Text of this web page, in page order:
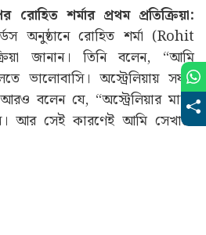
রোহিত শর্মার প্রথম প্রতিক্রিয়া:
অনুষ্ঠানে রোহিত শর্মা (Rohit
জানান। তিনি বলেন, “আমি
ভালোবাসি। অস্ট্রেলিয়ায় সফর
বলেন যে, “অস্ট্রেলিয়ার মানুষ
আর সেই কারণেই আমি সেখানে